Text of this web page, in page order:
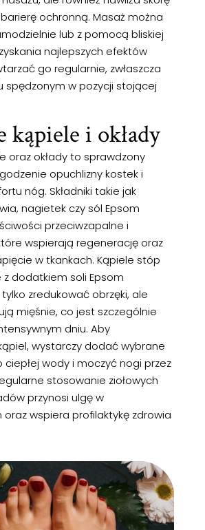
ochronną. Masaż można
lub z pomocą bliskiej
najlepszych efektów
go regularnie, zwłaszcza
spędzonym w pozycji stojącej
kąpiele i okłady
oraz okłady to sprawdzony
opuchlizny kostek i
nóg. Składniki takie jak
nagietek czy sól Epsom
przeciwzapalne i
wspierają regenerację oraz
w tkankach. Kąpiele stóp
dodatkiem soli Epsom
zredukować obrzęki, ale
mięśnie, co jest szczególnie
dniu. Aby
wystarczy dodać wybrane
ciepłej wody i moczyć nogi przez
stosowanie ziołowych
przynosi ulgę w
wspiera profilaktykę zdrowia